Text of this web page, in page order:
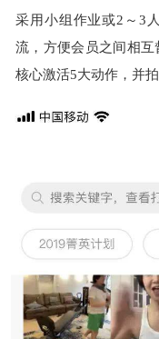
采用小组作业或2～3
流，方便会员之间相
核心激活5大动作，并拍